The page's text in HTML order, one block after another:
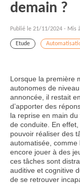
demain ?
Publié le 21/11/2024 - Mis
Etude
Lorsque la première
autonomes de
annoncée, il restait
d’apporter des
la reprise en main
de conduite. En
pouvoir réaliser des
automatisée, comme
encore jouer à des
ces tâches sont
auditive et cognitive
de se retrouver